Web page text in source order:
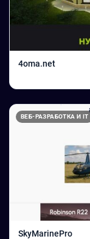
4oma.net
ВЕБ-РАЗРАБОТКА И IT
SkyMarinePro